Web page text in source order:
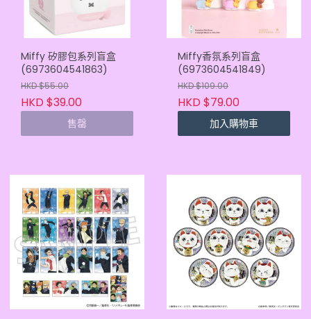
Miffy 矽膠包系列盲盒
(6973604541863)
HKD $55.00
HKD $39.00
售罄
Miffy香氛系列盲盒
(6973604541849)
HKD $109.00
HKD $79.00
加入購物車